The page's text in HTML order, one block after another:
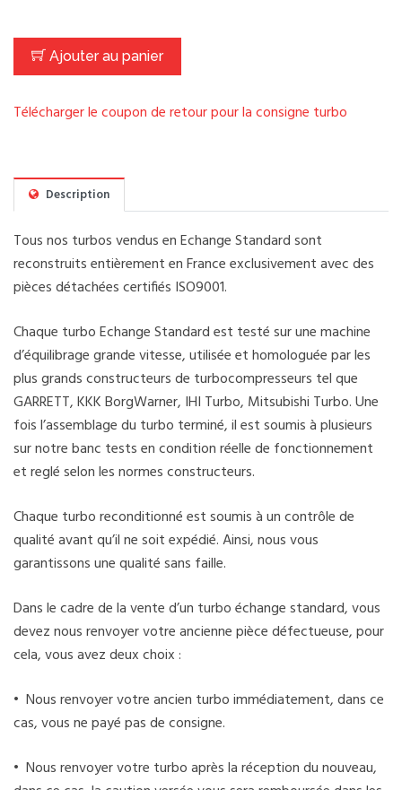
Ajouter au panier
Télécharger le coupon de retour pour la consigne turbo
Description
Tous nos turbos vendus en Echange Standard sont
reconstruits entièrement en France exclusivement avec des
pièces détachées certifiés ISO9001.
Chaque turbo Echange Standard est testé sur une machine
d’équilibrage grande vitesse, utilisée et homologuée par les
plus grands constructeurs de turbocompresseurs tel que
GARRETT, KKK BorgWarner, IHI Turbo, Mitsubishi Turbo. Une
fois l’assemblage du turbo terminé, il est soumis à plusieurs
sur notre banc tests en condition réelle de fonctionnement
et reglé selon les normes constructeurs.
Chaque turbo reconditionné est soumis à un contrôle de
qualité avant qu’il ne soit expédié. Ainsi, nous vous
garantissons une qualité sans faille.
Dans le cadre de la vente d’un turbo échange standard, vous
devez nous renvoyer votre ancienne pièce défectueuse, pour
cela, vous avez deux choix :
• Nous renvoyer votre ancien turbo immédiatement, dans ce
cas, vous ne payé pas de consigne.
• Nous renvoyer votre turbo après la réception du nouveau,